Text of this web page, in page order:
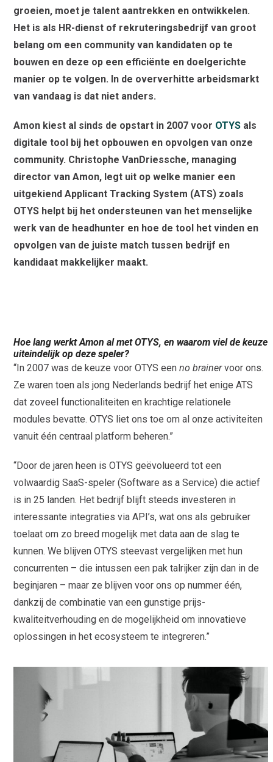
groeien, moet je talent aantrekken en ontwikkelen.
Het is als HR-dienst of rekruteringsbedrijf van groot
belang om een community van kandidaten op te
bouwen en deze op een efficiënte en doelgerichte
manier op te volgen. In de oververhitte arbeidsmarkt
van vandaag is dat niet anders.
Amon kiest al sinds de opstart in 2007 voor OTYS als
digitale tool bij het opbouwen en opvolgen van onze
community. Christophe VanDriessche, managing
director van Amon, legt uit op welke manier een
uitgekiend Applicant Tracking System (ATS) zoals
OTYS helpt bij het ondersteunen van het menselijke
werk van de headhunter en hoe de tool het vinden en
opvolgen van de juiste match tussen bedrijf en
kandidaat makkelijker maakt.
Hoe lang werkt Amon al met OTYS, en waarom viel de keuze
uiteindelijk op deze speler?
“In 2007 was de keuze voor OTYS eenno brainervoor ons.
Ze waren toen als jong Nederlands bedrijf het enige ATS
dat zoveel functionaliteiten en krachtige relationele
modules bevatte. OTYS liet ons toe om al onze activiteiten
vanuit één centraal platform beheren.”
“Door de jaren heen is OTYS geëvolueerd tot een
volwaardig SaaS-speler (Software as a Service) die actief
is in 25 landen. Het bedrijf blijft steeds investeren in
interessante integraties via API’s, wat ons als gebruiker
toelaat om zo breed mogelijk met data aan de slag te
kunnen. We blijven OTYS steevast vergelijken met hun
concurrenten – die intussen een pak talrijker zijn dan in de
beginjaren – maar ze blijven voor ons op nummer één,
dankzij de combinatie van een gunstige prijs-
kwaliteitverhouding en de mogelijkheid om innovatieve
oplossingen in het ecosysteem te integreren.”